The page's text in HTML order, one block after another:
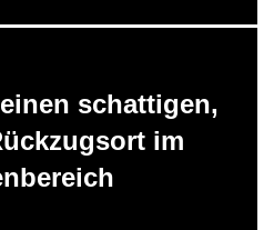
schattigen,
im